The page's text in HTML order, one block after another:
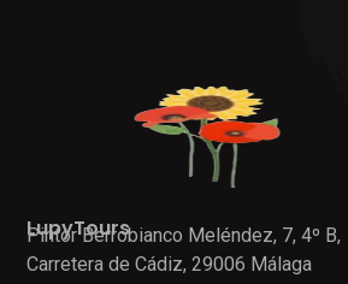
LupyTours
Pintor Berrobianco Meléndez, 7, 4º B,
Carretera de Cádiz, 29006 Málaga